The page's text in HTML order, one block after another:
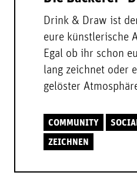
Drink & Draw ist
eure künstlerische
Egal ob ihr schon
lang zeichnet oder
gelöster
COMMUNITY
ZEICHNEN